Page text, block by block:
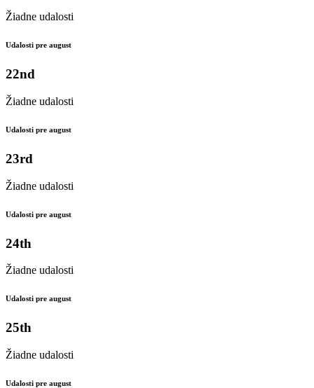
Žiadne udalosti
Udalosti pre august
22nd
Žiadne udalosti
Udalosti pre august
23rd
Žiadne udalosti
Udalosti pre august
24th
Žiadne udalosti
Udalosti pre august
25th
Žiadne udalosti
Udalosti pre august